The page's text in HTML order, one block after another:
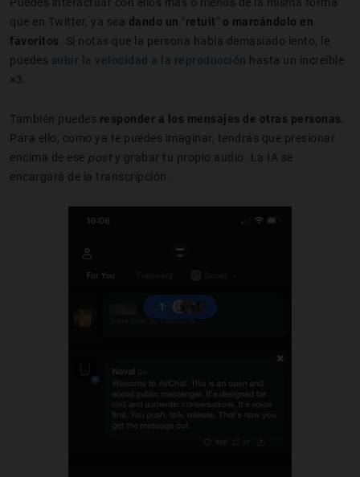
Puedes interactuar con ellos más o menos de la misma forma
que en Twitter, ya sea dando un " retuit" o marcándolo en
favoritos. Si notas que la persona habla demasiado lento, le
puedes subir la velocidad a la reproducción hasta un increíble
×3.
También puedes responder a los mensajes de otras personas.
Para ello, como ya te puedes imaginar, tendrás que presionar
encima de ese post y grabar tu propio audio. La IA se
encargará de la transcripción.